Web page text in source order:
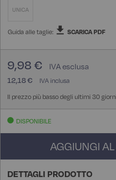
UNICA
Guida alle taglie: SCARICA PDF
12,18 €
9,98 €
Il prezzo più basso degli ultimi 30
DISPONIBILE
AGGIUNGI
DETTAGLI PRODOTTO